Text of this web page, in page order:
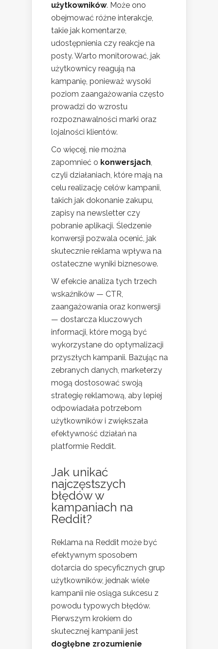
użytkowników. Może ono
obejmować różne interakcje,
takie jak komentarze,
udostępnienia czy reakcje na
posty. Warto monitorować, jak
użytkownicy reagują na
kampanię, ponieważ wysoki
poziom zaangażowania często
prowadzi do wzrostu
rozpoznawalności marki oraz
lojalności klientów.
Co więcej, nie można
zapomnieć o konwersjach,
czyli działaniach, które mają na
celu realizację celów kampanii,
takich jak dokonanie zakupu,
zapisy na newsletter czy
pobranie aplikacji. Śledzenie
konwersji pozwala ocenić, jak
skutecznie reklama wpływa na
ostateczne wyniki biznesowe.
W efekcie analiza tych trzech
wskaźników — CTR,
zaangażowania oraz konwersji
— dostarcza kluczowych
informacji, które mogą być
wykorzystane do optymalizacji
przyszłych kampanii. Bazując na
zebranych danych, marketerzy
mogą dostosować swoją
strategię reklamową, aby lepiej
odpowiadała potrzebom
użytkowników i zwiększała
efektywność działań na
platformie Reddit.
Jak unikać
najczęstszych
błędów w
kampaniach na
Reddit?
Reklama na Reddit może być
efektywnym sposobem
dotarcia do specyficznych grup
użytkowników, jednak wiele
kampanii nie osiąga sukcesu z
powodu typowych błędów.
Pierwszym krokiem do
skutecznej kampanii jest
dogłębne zrozumienie